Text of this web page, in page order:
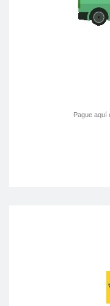
Pague aquí